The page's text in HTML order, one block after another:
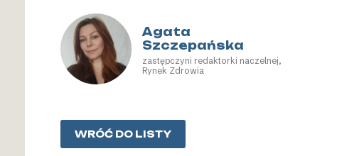
Agata
Szczepańska
zastępczyni redaktorki naczelnej,
Rynek Zdrowia
WRÓĆ DO LISTY